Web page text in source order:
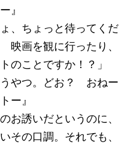
』
、ちょっと待ってくだ
映画を観に行ったり、
のことですか！？」
うやつ。どお？ おねー
ー』
お誘いだというのに、
その口調。それでも、